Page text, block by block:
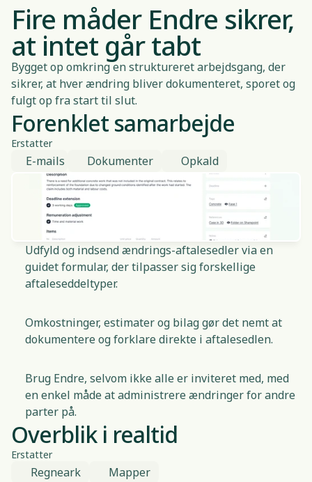
Fire måder Endre sikrer,
at intet går tabt
Bygget op omkring en struktureret arbejdsgang, der
sikrer, at hver ændring bliver dokumenteret, sporet og
fulgt op fra start til slut.
Forenklet samarbejde
Erstatter
E-mails Dokumenter Opkald
Udfyld og indsend ændrings-aftalesedler via en
guidet formular, der tilpasser sig forskellige
aftaleseddeltyper.
Omkostninger, estimater og bilag gør det nemt at
dokumentere og forklare direkte i aftalesedlen.
Brug Endre, selvom ikke alle er inviteret med, med
en enkel måde at administrere ændringer for andre
parter på.
Overblik i realtid
Erstatter
Regneark Mapper